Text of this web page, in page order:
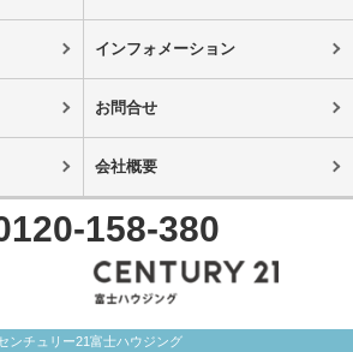
インフォメーション
お問合せ
会社概要
158-380
ンチュリー21富士ハウジング